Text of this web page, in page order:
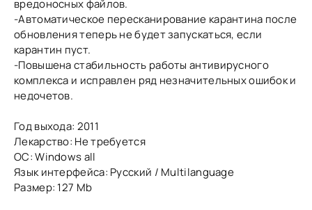
вредоносных файлов.
-Автоматическое пересканирование карантина после
обновления теперь не будет запускаться, если
карантин пуст.
-Повышена стабильность работы антивирусного
комплекса и исправлен ряд незначительных ошибок и
недочетов.
Год выхода: 2011
Лекарство: Не требуется
OC: Windows all
Язык интерфейса: Русский / Multilanguage
Размер: 127 Mb